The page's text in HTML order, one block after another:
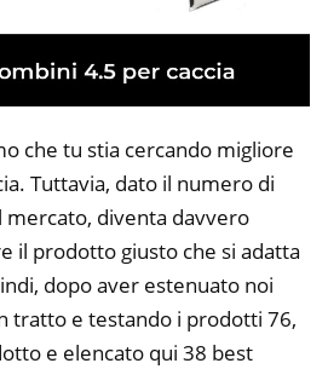
che tu stia cercando migliore
Tuttavia, dato il numero di
mercato, diventa davvero
il prodotto giusto che si adatta
dopo aver estenuato noi
tratto e testando i prodotti 76,
e elencato qui 38 best